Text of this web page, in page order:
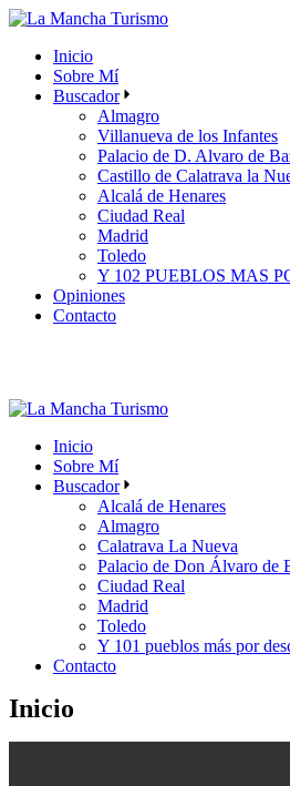
Skip
content
Inicio
Sobre Mí
Buscador
Almagro
Villanueva de los Infantes
Palacio de D. Alvaro de
Castillo de Calatrava la
Alcalá de Henares
Ciudad Real
Madrid
Toledo
Y 102 PUEBLOS MAS
Opiniones
Contacto
Inicio
Sobre Mí
Buscador
Alcalá de Henares
Almagro
Calatrava La Nueva
Palacio de Don Álvaro de
Ciudad Real
Madrid
Toledo
Y 101 pueblos más por
Contacto
Inicio